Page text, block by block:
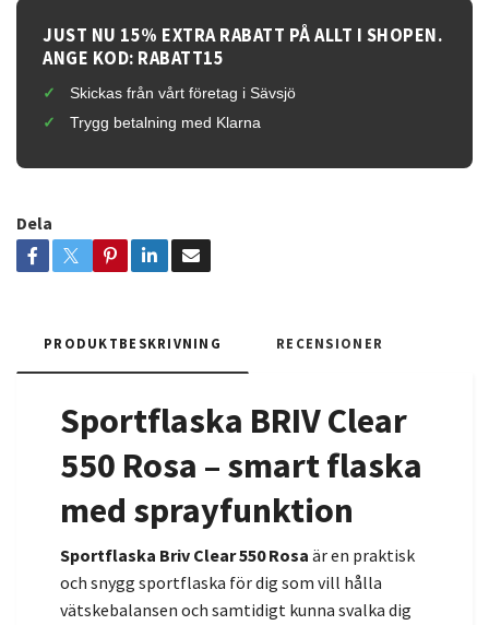
JUST NU 15% EXTRA RABATT PÅ ALLT I SHOPEN.
ANGE KOD: RABATT15
Skickas från vårt företag i Sävsjö
Trygg betalning med Klarna
Dela
PRODUKTBESKRIVNING RECENSIONER
Sportflaska BRIV Clear
550 Rosa – smart flaska
med sprayfunktion
Sportflaska Briv Clear 550 Rosa är en praktisk
och snygg sportflaska för dig som vill hålla
vätskebalansen och samtidigt kunna svalka dig